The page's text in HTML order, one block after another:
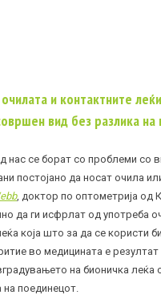
и контактните
вид без разлика на
нас се борат со проблеми со
постојано да носат очила
, доктор по оптометрија од
да ги исфрлат од употреба
која што за да се користи
во медицината е
на бионичка леќа
поединецот.